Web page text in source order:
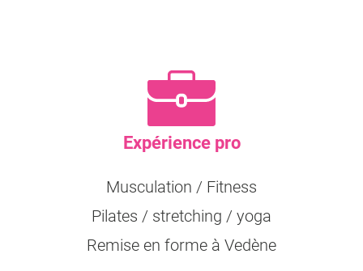
Expérience pro
Musculation / Fitness
Pilates / stretching / yoga
Remise en forme à Vedène